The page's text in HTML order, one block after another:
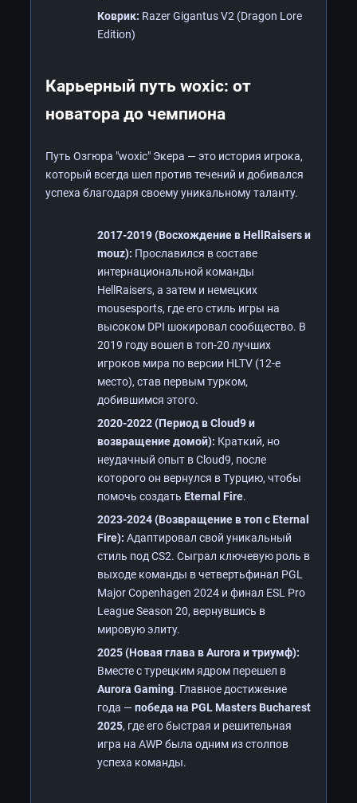
Коврик: Razer Gigantus V2 (Dragon Lore
Edition)
Карьерный путь woxic: от
новатора до чемпиона
Путь Озгюра "woxic" Экера — это история игрока,
который всегда шел против течений и добивался
успеха благодаря своему уникальному таланту.
2017-2019 (Восхождение в HellRaisers и
mouz): Прославился в составе
интернациональной команды
HellRaisers, а затем и немецких
mousesports, где его стиль игры на
высоком DPI шокировал сообщество. В
2019 году вошел в топ-20 лучших
игроков мира по версии HLTV (12-е
место), став первым турком,
добившимся этого.
2020-2022 (Период в Cloud9 и
возвращение домой): Краткий, но
неудачный опыт в Cloud9, после
которого он вернулся в Турцию, чтобы
помочь создать Eternal Fire.
2023-2024 (Возвращение в топ с Eternal
Fire): Адаптировал свой уникальный
стиль под CS2. Сыграл ключевую роль в
выходе команды в четвертьфинал PGL
Major Copenhagen 2024 и финал ESL Pro
League Season 20, вернувшись в
мировую элиту.
2025 (Новая глава в Aurora и триумф):
Вместе с турецким ядром перешел в
Aurora Gaming. Главное достижение
года —победа на PGL Masters Bucharest
2025, где его быстрая и решительная
игра на AWP была одним из столпов
успеха команды.